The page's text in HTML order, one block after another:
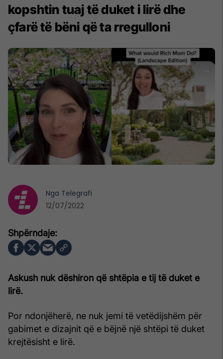
kopshtin tuaj të duket i lirë dhe
çfarë të bëni që ta rregulloni
Askush nuk dëshiron që shtëpia e tij të duket e
lirë.
Por ndonjëherë, ne nuk jemi të vetëdijshëm për
gabimet e dizajnit që e bëjnë një shtëpi të duket
krejtësisht e lirë.
Nga Telegrafi
12/07/2022